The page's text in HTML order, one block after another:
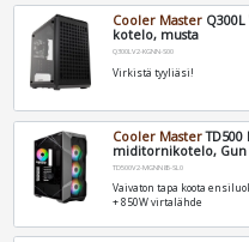
Cooler Master
kotelo, musta
Q300LV2-KGNN-S00
Virkistä tyyliäsi!
Cooler Master
miditornikotelo, Gun
TD500V2-MGNN85-SL0
Vaivaton tapa koota
+ 850W virtalähde